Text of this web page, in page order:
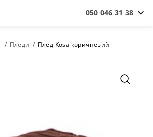
050 046 31 38
Пледи Плед Kosa коричневий